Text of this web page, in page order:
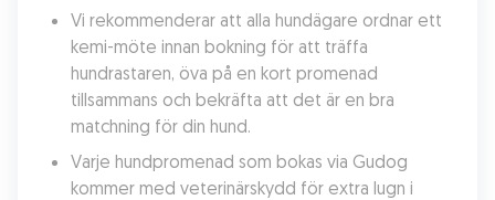
Vi rekommenderar att alla hundägare ordnar ett
kemi-möte innan bokning för att träffa
hundrastaren, öva på en kort promenad
tillsammans och bekräfta att det är en bra
matchning för din hund.
Varje hundpromenad som bokas via Gudog
kommer med veterinärskydd för extra lugn i